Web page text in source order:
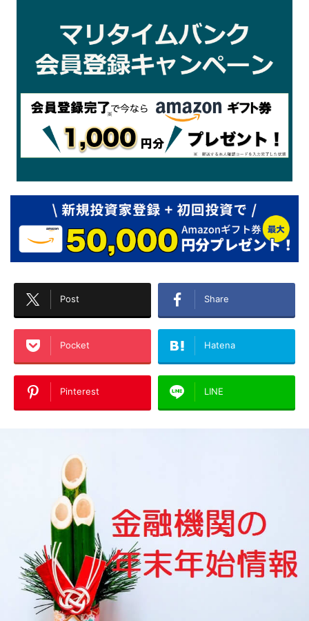
Post Share
Pocket Hatena
Pinterest LINE